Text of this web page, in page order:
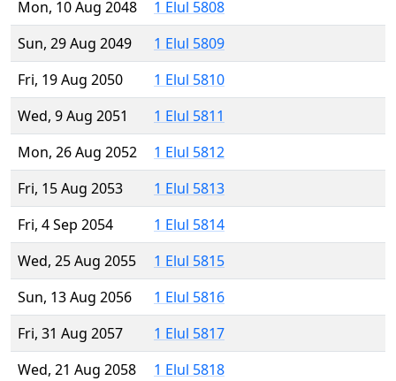
Mon, 10 Aug 2048
1 Elul 5808
Sun, 29 Aug 2049
1 Elul 5809
Fri, 19 Aug 2050
1 Elul 5810
Wed, 9 Aug 2051
1 Elul 5811
Mon, 26 Aug 2052
1 Elul 5812
Fri, 15 Aug 2053
1 Elul 5813
Fri, 4 Sep 2054
1 Elul 5814
Wed, 25 Aug 2055
1 Elul 5815
Sun, 13 Aug 2056
1 Elul 5816
Fri, 31 Aug 2057
1 Elul 5817
Wed, 21 Aug 2058
1 Elul 5818